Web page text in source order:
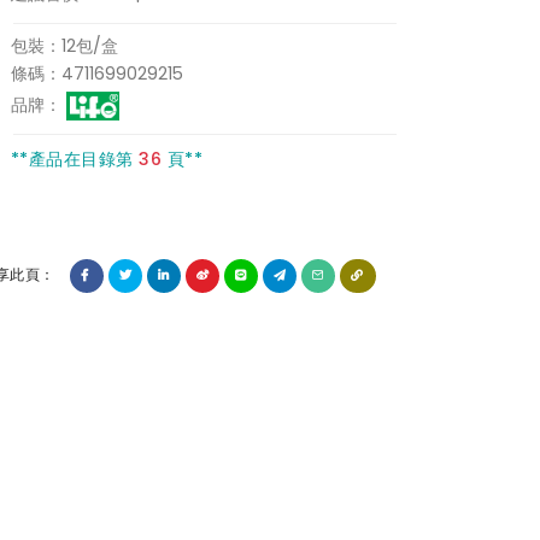
包裝：12包/盒
條碼：4711699029215
品牌：
**產品在目錄第36 頁**
此頁：